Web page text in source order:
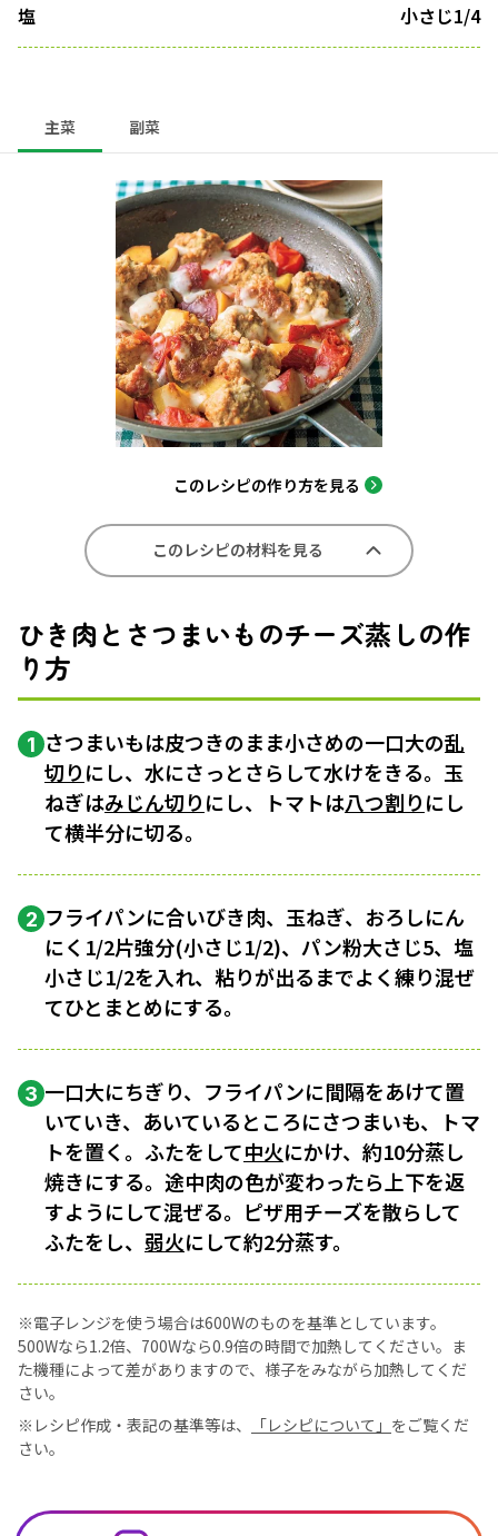
塩 小さじ1/4
主菜 副菜
このレシピの作り方を見る
このレシピの材料を見る
ひき肉とさつまいものチーズ蒸しの作
り方
1 さつまいもは皮つきのまま小さめの一口大の乱
切りにし、水にさっとさらして水けをきる。玉
ねぎはみじん切りにし、トマトは八つ割りにし
て横半分に切る。
2 フライパンに合いびき肉、玉ねぎ、おろしにん
にく1/2片強分(小さじ1/2)、パン粉大さじ5、塩
小さじ1/2を入れ、粘りが出るまでよく練り混ぜ
てひとまとめにする。
3 一口大にちぎり、フライパンに間隔をあけて置
いていき、あいているところにさつまいも、トマ
トを置く。ふたをして中火にかけ、約10分蒸し
焼きにする。途中肉の色が変わったら上下を返
すようにして混ぜる。ピザ用チーズを散らして
ふたをし、 弱火にして約2分蒸す。
※電子レンジを使う場合は600Wのものを基準としています。
500Wなら1.2倍、700Wなら0.9倍の時間で加熱してください。ま
た機種によって差がありますので、様子をみながら加熱してくだ
さい。
※レシピ作成・表記の基準等は、
「レシピについて」 をご覧くだ
さい。